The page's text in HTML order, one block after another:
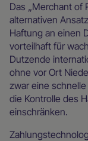
Das „Merchant of
alternativen
Haftung an einen
vorteilhaft für
Dutzende
ohne vor Ort
zwar eine
die Kontrolle des
einschränken.